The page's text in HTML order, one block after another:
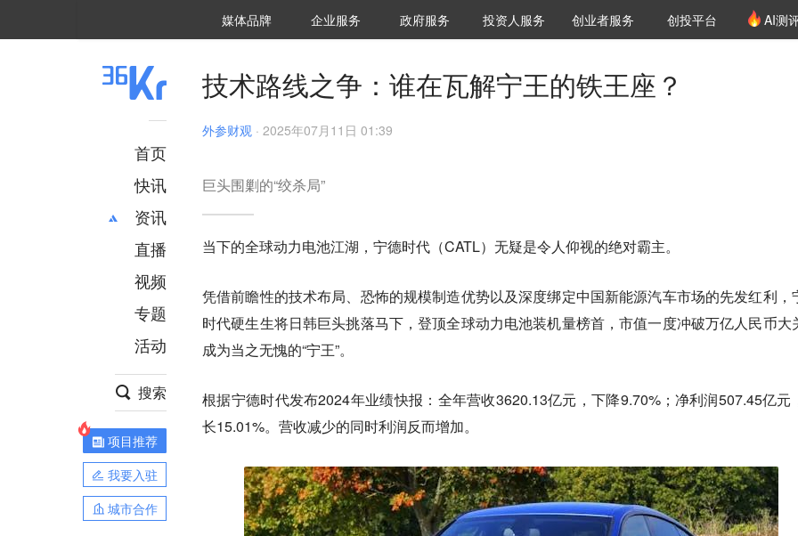
媒体品牌 36Kr研究院
企业服务 城市之窗
政府服务 VClub投资机构库
投资机构职位推介
投资人服务 创投氪堂
创业者服务 创投平台 AI测
首页
快讯
资讯
推荐
财经
项目推荐
安徽
直播
视频
专题
活动
搜索
项目推荐
我要入驻
城市合作
技术路线之争：谁在瓦解宁王的铁王座？
外参财观 · 2025年07月11日 01:39
巨头围剿的“绞杀局”
当下的全球动力电池江湖，宁德时代（CATL）无疑是令人仰视的绝对霸主。
凭借前瞻性的技术布局、恐怖的规模制造优势以及深度绑定中国新能源汽车市场的先发红利，
时代硬生生将日韩巨头挑落马下，登顶全球动力电池装机量榜首，市值一度冲破万亿人民币大
成为当之无愧的“宁王”。
根据宁德时代发布2024年业绩快报：全年营收3620.13亿元，下降9.70%；净利润507.45亿元
长15.01%。营收减少的同时利润反而增加。